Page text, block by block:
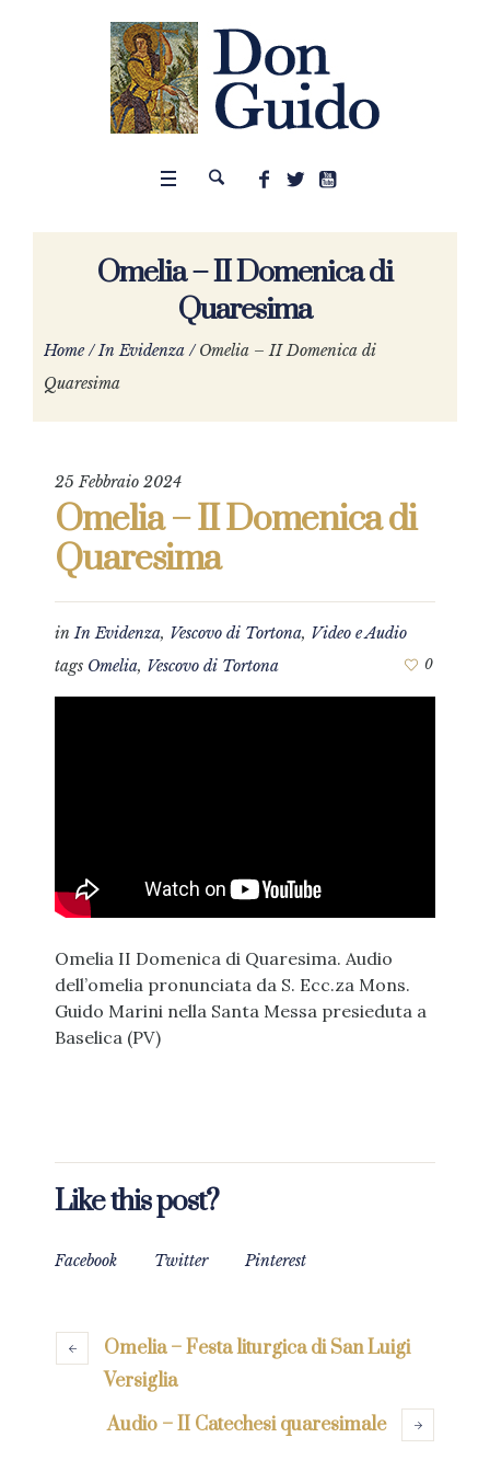
Omelia – II Domenica di
Quaresima
Home /In Evidenza /Omelia – II Domenica di
Quaresima
25 Febbraio 2024
Omelia – II Domenica di
Quaresima
inIn Evidenza, Vescovo di Tortona, Video e Audio
tags Omelia, Vescovo di Tortona 0
Omelia II Domenica di Quaresima. Audio
dell’omelia pronunciata da S. Ecc.za Mons.
Guido Marini nella Santa Messa presieduta a
Baselica (PV)
Like this post?
Facebook Twitter Pinterest
Omelia – Festa liturgica di San Luigi
Versiglia
Audio – II Catechesi quaresimale